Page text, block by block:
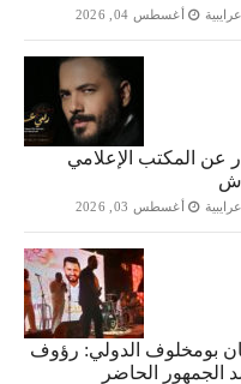
أغسطس 04, 2026
عن المكتب الإعلامي
أغسطس 03, 2026
بومخلوف الدولي: رؤوف
الجمهور الحاضر